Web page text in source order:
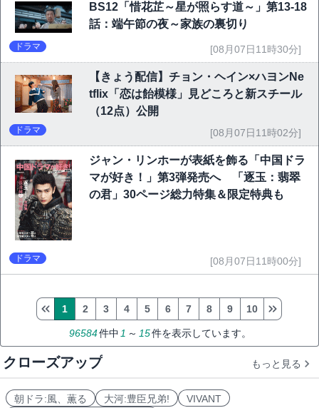
BS12「惜花芷～星が照らす道～」第13-18
話：端午節の夜～家族の裏切り
ドラマ [08月07日11時30分]
【きょう配信】チョン・ヘイン×ハヨンNe
tflix「恋は飴模様」見どころと新スチール
（12点）公開
ドラマ [08月07日11時02分]
ジャン・リンホーが表紙を飾る「中国ドラ
マが好き！」第3弾発売へ 「逐玉：翡翠
の君」30ページ総力特集＆限定特典も
ドラマ [08月07日11時00分]
96584件中1 ～ 15件を表示しています。
1 2 3 4 5 6 7 8 9 10
クローズアップ もっと見る
朝ドラ:風、薫る 大河:豊臣兄弟!
VIVANT